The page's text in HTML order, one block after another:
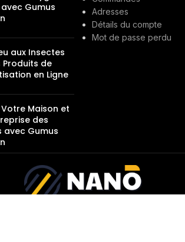
Gumus
aux Insectes
Produits de
en Ligne
Maison et
des
avec Gumus
Adresses
Détails du compte
Mot de passe perdu